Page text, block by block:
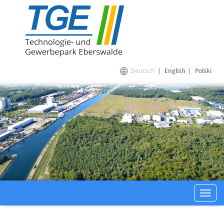
Technologie- und Gewerbepark Eberswalde
Deutsch English Polski